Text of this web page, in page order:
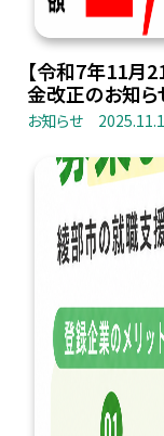
【令和7年11月
金改正のお知ら
お知らせ